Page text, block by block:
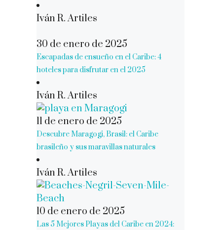
Iván R. Artiles
30 de enero de 2025
Escapadas de ensueño en el Caribe: 4
hoteles para disfrutar en el 2025
Iván R. Artiles
11 de enero de 2025
Descubre Maragogi, Brasil: el Caribe
brasileño y sus maravillas naturales
Iván R. Artiles
10 de enero de 2025
Las 5 Mejores Playas del Caribe en 2024: